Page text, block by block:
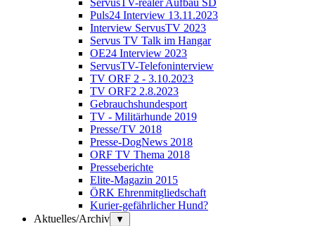
ServusTV-realer Aufbau SD
Puls24 Interview 13.11.2023
Interview ServusTV 2023
Servus TV Talk im Hangar
OE24 Interview 2023
ServusTV-Telefoninterview
TV ORF 2 - 3.10.2023
TV ORF2 2.8.2023
Gebrauchshundesport
TV - Militärhunde 2019
Presse/TV 2018
Presse-DogNews 2018
ORF TV Thema 2018
Presseberichte
Elite-Magazin 2015
ÖRK Ehrenmitgliedschaft
Kurier-gefährlicher Hund?
Aktuelles/Archiv
▼